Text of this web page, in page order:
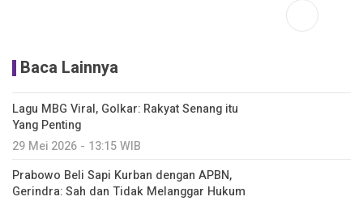
Baca Lainnya
Lagu MBG Viral, Golkar: Rakyat Senang itu
Yang Penting
29 Mei 2026 - 13:15 WIB
Prabowo Beli Sapi Kurban dengan APBN,
Gerindra: Sah dan Tidak Melanggar Hukum